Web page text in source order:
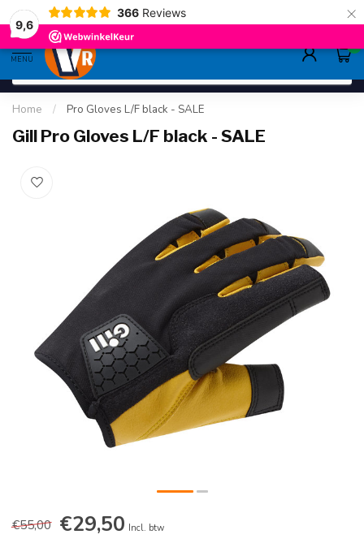
9,6
366 Reviews ×
deskundig adviessinds 1948 ruim
MENU
0
Home / Pro Gloves L/F black - SALE
Gill Pro Gloves L/F black - SALE
€55,00 €29,50 Incl. btw